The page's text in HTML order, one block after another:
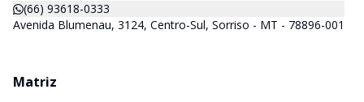
(66) 93618-0333
Avenida Blumenau, 3124, Centro-Sul, Sorriso - MT - 78896-001
Matriz